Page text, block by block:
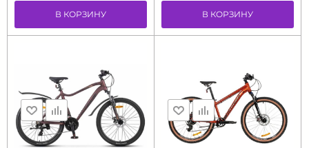
В КОРЗИНУ В КОРЗИНУ